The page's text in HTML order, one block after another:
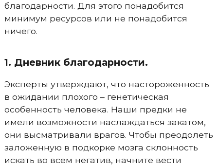
благодарности. Для этого понадобится
минимум ресурсов или не понадобится
ничего.
1. Дневник благодарности.
Эксперты утверждают, что настороженность
в ожидании плохого – генетическая
особенность человека. Наши предки не
имели возможности наслаждаться закатом,
они высматривали врагов. Чтобы преодолеть
заложенную в подкорке мозга склонность
искать во всем негатив, начните вести